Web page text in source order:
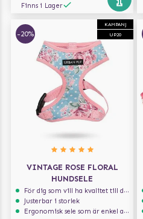
Finns i Lager
KAMPANJ
UP20
-20%
VINTAGE ROSE FLORAL
HUNDSELE
För dig som vill ha kvalitet till din hund!
Justerbar i storlek
Ergonomisk sele som är enkel att ta på och av